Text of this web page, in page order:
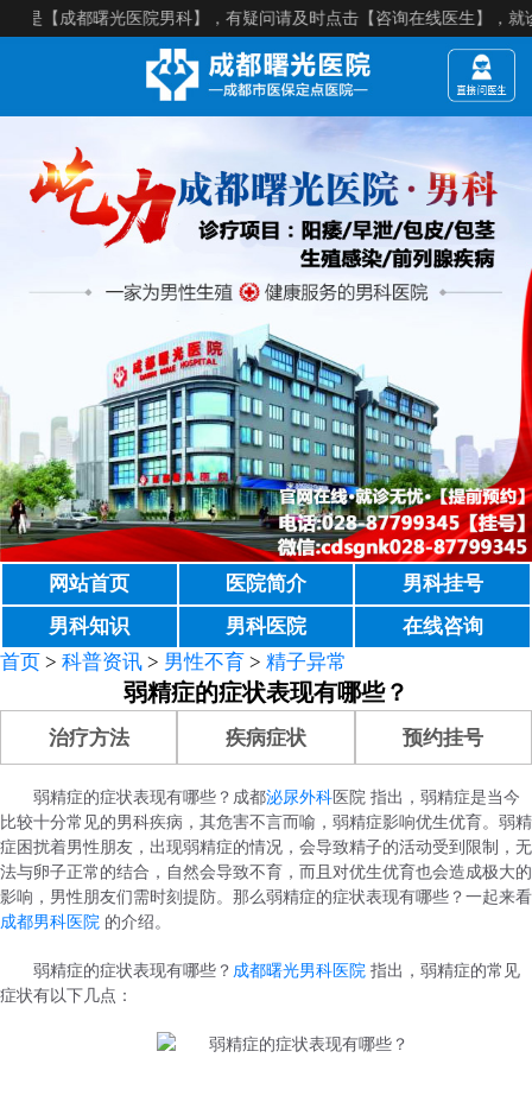
【成都曙光医院男科】，有疑问请及时点击【咨询在线医生】，就诊
网站首页 医院简介
男科挂号
男科知识
男科医院
在线咨询
首页 > 科普资讯 > 男性不育 > 精子异常
弱精症的症状表现有哪些？
治疗方法 疾病症状 预约挂号
弱精症的症状表现有哪些？成都泌尿外科 医院 指出，弱精症是当今
比较十分常见的男科疾病，其危害不言而喻，弱精症影响优生优育。弱精
症困扰着男性朋友，出现弱精症的情况，会导致精子的活动受到限制，无
法与卵子正常的结合，自然会导致不育，而且对优生优育也会造成极大的
影响，男性朋友们需时刻提防。那么弱精症的症状表现有哪些？一起来看
成都男科医院 的介绍。
弱精症的症状表现有哪些？ 成都曙光男科医院 指出，弱精症的常见
症状有以下几点：